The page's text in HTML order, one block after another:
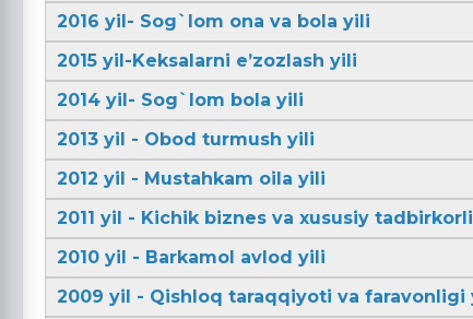
2016 yil- Sog`lom ona va bola yili
2015 yil-Keksalarni e’zozlash yili
2014 yil- Sog`lom bola yili
2013 yil - Obod turmush yili
2012 yil - Mustahkam oila yili
2011 yil - Kichik biznes va xususiy
2010 yil - Barkamol avlod yili
2009 yil - Qishloq taraqqiyoti va faravonligi